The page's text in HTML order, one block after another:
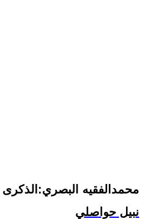
محمدالفقيه البصري:الذكرى
نبيل حواصلي